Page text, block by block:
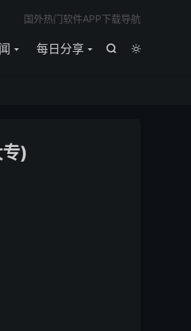


每日分享
国外热门软件APP下载导航
)